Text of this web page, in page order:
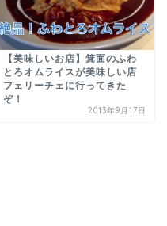
【美味しいお店】箕面のふわ
とろオムライスが美味しい店
フェリーチェに行ってきた
ぞ！
2013年9月17日